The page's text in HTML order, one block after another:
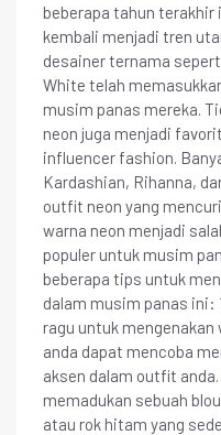
beberapa tahun terakhir
kembali menjadi tren
desainer ternama
White telah
musim panas mereka.
neon juga menjadi
influencer fashion.
Kardashian, Rihanna,
outfit neon yang
warna neon menjadi
populer untuk musim
beberapa tips untuk
dalam musim panas ini:
ragu untuk mengenakan
anda dapat mencoba
aksen dalam outfit
memadukan sebuah
atau rok hitam yang